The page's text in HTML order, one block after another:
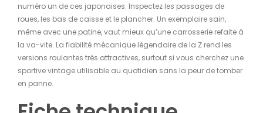
numéro un de ces japonaises. Inspectez les passages de
roues, les bas de caisse et le plancher. Un exemplaire sain,
même avec une patine, vaut mieux qu’une carrosserie refaite à
la va-vite. La fiabilité mécanique légendaire de la Z rend les
versions roulantes très attractives, surtout si vous cherchez une
sportive vintage utilisable au quotidien sans la peur de tomber
en panne.